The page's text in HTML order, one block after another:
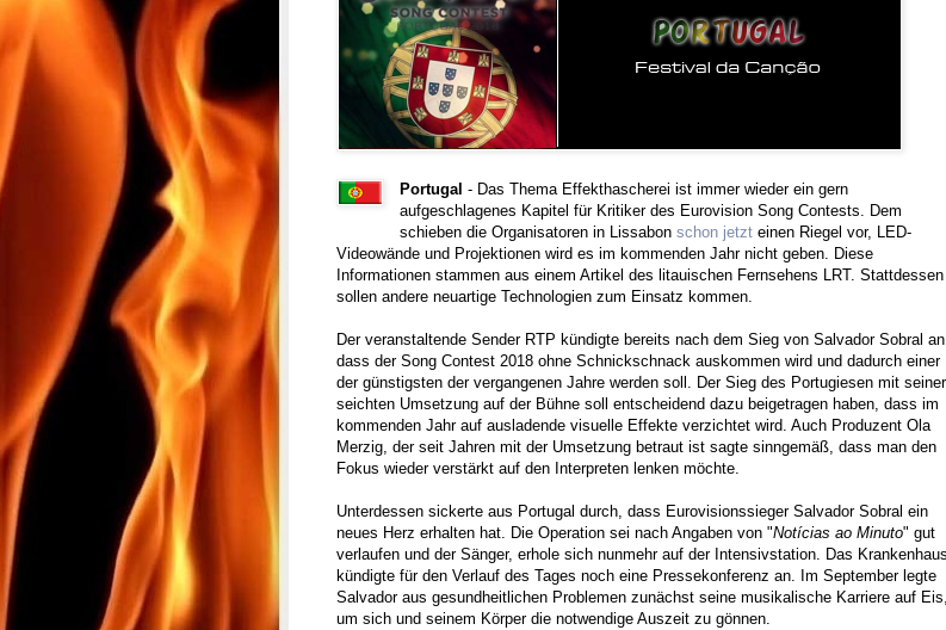
Portugal- Das Thema Effekthascherei ist immer wieder ein gern
aufgeschlagenes Kapitel für Kritiker des Eurovision Song Contests. Dem
schieben die Organisatoren in Lissabonschon jetzt einen Riegel vor, LED-
Videowände und Projektionen wird es im kommenden Jahr nicht geben. Diese
Informationen stammen aus einem Artikel des litauischen Fernsehens LRT. Stattdessen
sollen andere neuartige Technologien zum Einsatz kommen.
Der veranstaltende Sender RTP kündigte bereits nach dem Sieg von Salvador Sobral an,
dass der Song Contest 2018 ohne Schnickschnack auskommen wird und dadurch einer
der günstigsten der vergangenen Jahre werden soll. Der Sieg des Portugiesen mit seiner
seichten Umsetzung auf der Bühne soll entscheidend dazu beigetragen haben, dass im
kommenden Jahr auf ausladende visuelle Effekte verzichtet wird. Auch Produzent Ola
Merzig, der seit Jahren mit der Umsetzung betraut ist sagte sinngemäß, dass man den
Fokus wieder verstärkt auf den Interpreten lenken möchte.
Unterdessen sickerte aus Portugal durch, dass Eurovisionssieger Salvador Sobral ein
neues Herz erhalten hat. Die Operation sei nach Angaben von "Notícias ao Minuto" gut
verlaufen und der Sänger, erhole sich nunmehr auf der Intensivstation. Das Krankenhaus
kündigte für den Verlauf des Tages noch eine Pressekonferenz an. Im September legte
Salvador aus gesundheitlichen Problemen zunächst seine musikalische Karriere auf Eis,
um sich und seinem Körper die notwendige Auszeit zu gönnen.